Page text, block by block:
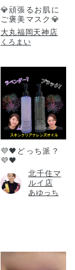
💎頑張るお肌に
ご褒美マスク💎
大丸福岡天神店
くろまい
💜🖤どっち派？
💜🖤
北千住マ
ルイ店
あゆっち